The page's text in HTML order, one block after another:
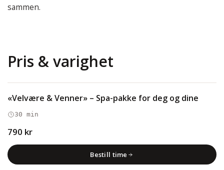
sammen.
Pris & varighet
«Velvære & Venner» – Spa-pakke for deg og dine
30 min
790 kr
Bestill time